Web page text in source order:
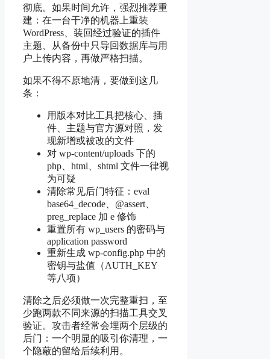
彻底。如果时间允许，强烈推荐重
建：在一台干净的机器上重装
WordPress、装回经过验证的插件
主题、从备份中只导回数据库与用
户上传内容，再做严格扫描。
如果不得不原地清，要做到这几
条：
用版本对比工具把核心、插
件、主题与官方源对照，发
现新增或被改的文件
对 wp-content/uploads 下的
php、html、shtml 文件一律视
为可疑
清除常见后门特征：eval
base64_decode、@assert、
preg_replace 加 e 修饰
重置所有 wp_users 的密码与
application password
重新生成 wp-config.php 中的
密钥与盐值（AUTH_KEY
等八项）
清除之后必须做一次完整重扫，至
少跑两款不同来源的扫描工具交叉
验证。攻击者经常会埋两个层级的
后门：一个明显的吸引你清理，一
个隐蔽的留给后续利用。